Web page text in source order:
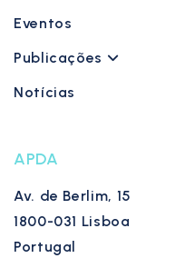
Eventos
Publicações
Notícias
APDA
Av. de Berlim, 15
1800-031 Lisboa
Portugal